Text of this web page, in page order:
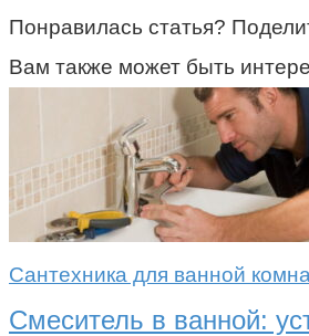
Понравилась статья?
Вам также может быть
Сантехника для ванной
Смеситель в ванной: